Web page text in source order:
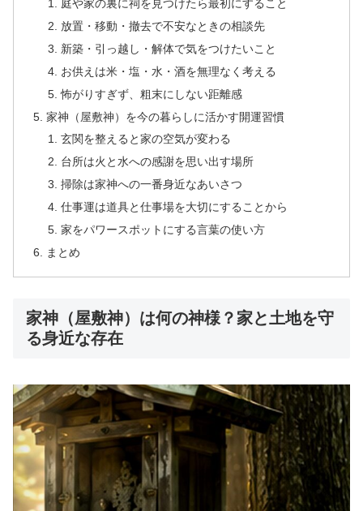
庭や家の裏に祠を見つけたら最初にすること
放置・移動・撤去で不安なときの相談先
新築・引っ越し・解体で気をつけたいこと
お供えは米・塩・水・酒を無理なく考える
怖がりすぎず、粗末にしない距離感
家神（屋敷神）を今の暮らしに活かす開運習慣
玄関を整えると家の空気が変わる
台所は火と水への感謝を思い出す場所
掃除は家神への一番身近なあいさつ
仕事運は道具と仕事場を大切にすることから
家をパワースポットにする言葉の使い方
まとめ
家神（屋敷神）は何の神様？家と土地を守
る身近な存在